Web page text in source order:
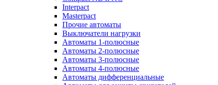
Interpact
Masterpact
Прочие автоматы
Выключатели нагрузки
Автоматы 1-полюсные
Автоматы 2-полюсные
Автоматы 3-полюсные
Автоматы 4-полюсные
Автоматы дифференциальные